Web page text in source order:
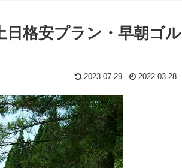
格安プラン・早朝ゴル
2023.07.29 2022.03.28